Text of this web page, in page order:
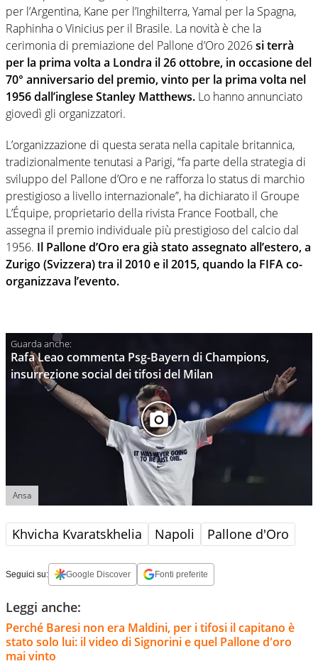
per l’Argentina, Kane per l’Inghilterra, Yamal per la Spagna,
Raphinha o Vinicius per il Brasile. La novità è che la
cerimonia di premiazione del Pallone d’Oro 2026si terrà
per la prima volta a Londra il 26 ottobre, in occasione del
70° anniversario del premio, vinto per la prima volta nel
1956 dall’inglese Stanley Matthews. Lo hanno annunciato
giovedì gli organizzatori.
L’organizzazione di questa serata nella capitale britannica,
tradizionalmente tenutasi a Parigi, “fa parte della strategia di
sviluppo del Pallone d’Oro e ne rafforza lo status di marchio
prestigioso a livello internazionale”, ha dichiarato il Groupe
L’Équipe, proprietario della rivista France Football, che
assegna il premio individuale più prestigioso del calcio dal
1956. Il Pallone d’Oro era già stato assegnato all’estero, a
Zurigo (Svizzera) tra il 2010 e il 2015, quando la FIFA co-
organizzava l’evento.
Rafa Leao commenta Psg-Bayern di Champions,
insurrezione social dei tifosi del Milan
Ansa
Khvicha Kvaratskhelia Napoli Pallone d'Oro
Seguici su: Google Discover Fonti preferite
Leggi anche:
Perché Baresi non era Maldini, per i tifosi il capitano è
stato solo lui: il video di Signorini e quel Pallone d'oro
mai vinto